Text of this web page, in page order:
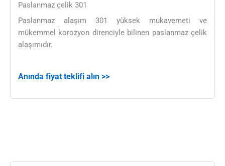
Paslanmaz çelik 301
Paslanmaz alaşım 301 yüksek mukavemeti ve
mükemmel korozyon direnciyle bilinen paslanmaz çelik
alaşımıdır.
Anında fiyat teklifi alın >>